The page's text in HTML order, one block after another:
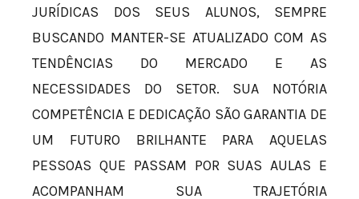
JURÍDICAS DOS SEUS ALUNOS, SEMPRE
BUSCANDO MANTER-SE ATUALIZADO COM AS
TENDÊNCIAS DO MERCADO E AS
NECESSIDADES DO SETOR. SUA NOTÓRIA
COMPETÊNCIA E DEDICAÇÃO SÃO GARANTIA DE
UM FUTURO BRILHANTE PARA AQUELAS
PESSOAS QUE PASSAM POR SUAS AULAS E
ACOMPANHAM SUA TRAJETÓRIA